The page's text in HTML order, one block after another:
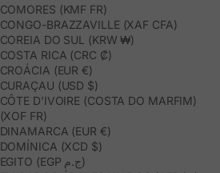
COMORES (KMF FR)
CONGO-BRAZZAVILLE (XAF CFA)
COREIA DO SUL (KRW ₩)
COSTA RICA (CRC ₡)
CROÁCIA (EUR €)
CURAÇAU (USD $)
CÔTE D’IVOIRE (COSTA DO MARFIM)
(XOF FR)
DINAMARCA (EUR €)
DOMÍNICA (XCD $)
EGITO (EGP ج.م)